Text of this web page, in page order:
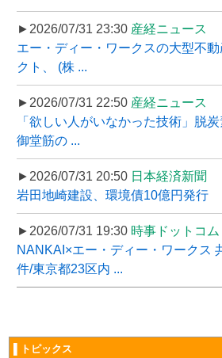
►2026/07/31 23:30 産経ニュース
エー・ディー・ワークスの大型不
クト、 (株 ...
►2026/07/31 22:50 産経ニュース
「欲しい人がいなかった技術」脱
御堂筋の ...
►2026/07/31 20:50 日本経済新聞
岩田地崎建設、環境債10億円発行
►2026/07/31 19:30 時事ドットコム
NANKAI×エー・ディー・ワークス
件/東京都23区内 ...
▌トピックス